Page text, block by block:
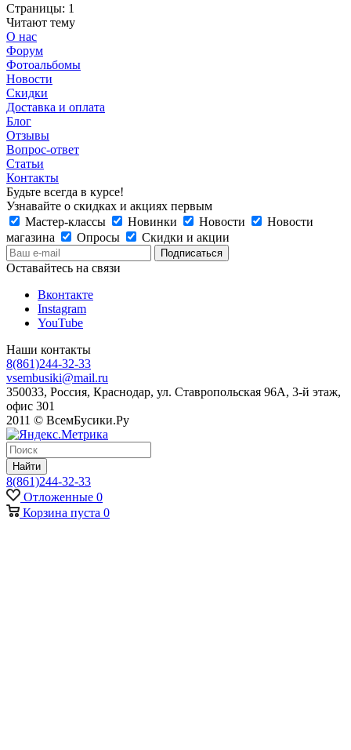
Страницы: 1
Читают тему
О нас
Форум
Фотоальбомы
Новости
Скидки
Доставка и оплата
Блог
Отзывы
Вопрос-ответ
Статьи
Контакты
Будьте всегда в курсе!
Узнавайте о скидках и акциях первым
Мастер-классы
Новинки Новости
Новости
магазина
Опросы Скидки и акции
Оставайтесь на связи
Вконтакте
Instagram
YouTube
Наши контакты
8(861)244-32-33
vsembusiki@mail.ru
350033, Россия, Краснодар, ул. Ставропольская 96А, 3-й этаж,
офис 301
2011 © ВсемБусики.Ру
Найти
8(861)244-32-33
Отложенные 0
Корзина пуста 0